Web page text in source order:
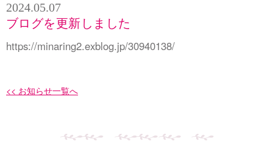
2024.05.07
ブログを更新しました
https://minaring2.exblog.jp/30940138/
<< お知らせ一覧へ